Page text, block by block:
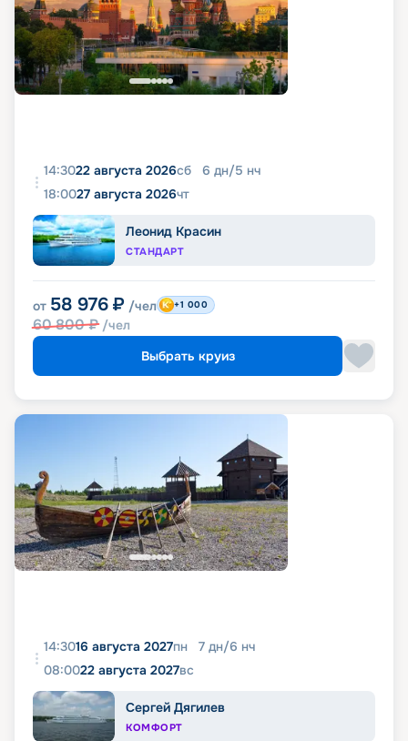
14:3022 августа 2026сб 6 дн/5 нч
18:0027 августа 2026чт
Леонид Красин
СТАНДАРТ
от 58 976 ₽ /чел
60 800₽ /чел
+1 000
Выбрать круиз
14:3016 августа 2027пн 7 дн/6 нч
08:0022 августа 2027вс
Сергей Дягилев
КОМФОРТ